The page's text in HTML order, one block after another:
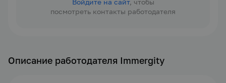
Войдите на сайт, чтобы
посмотреть контакты работодателя
Описание работодателя Immergity